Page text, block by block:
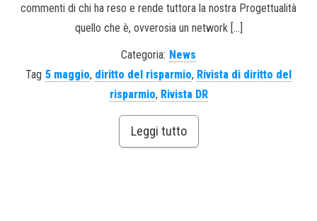
commenti di chi ha reso e rende tuttora la nostra Progettualità
quello che è, ovverosia un network […]
Categoria: News
Tag 5 maggio, diritto del risparmio, Rivista di diritto del
risparmio, Rivista DR
Leggi tutto